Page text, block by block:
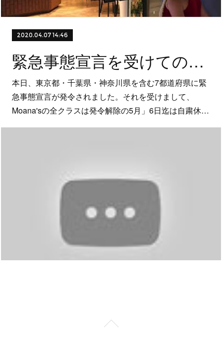
2020.04.07 14:46
緊急事態宣言を受けての休講のお知らせ
本日、東京都・千葉県・神奈川県を含む7都道府県に緊
急事態宣言が発令されました。それを受けまして、
Moana'sの全クラスは発令解除の5月」6日迄は自粛休…